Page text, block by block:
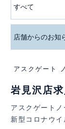
すべて
店舗からのお知
アスクゲート
岩見沢店
アスクゲート
新型コロナウ